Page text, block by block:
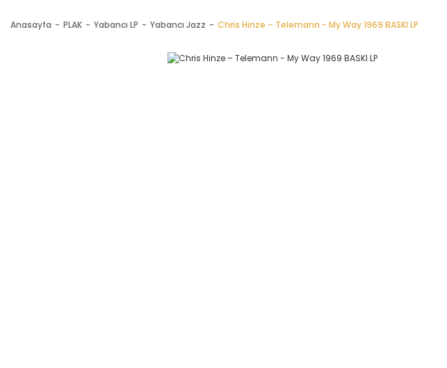
Anasayfa PLAK Yabancı LP Yabancı Jazz Chris Hinze – Telemann - My Way 1969 BASKI LP